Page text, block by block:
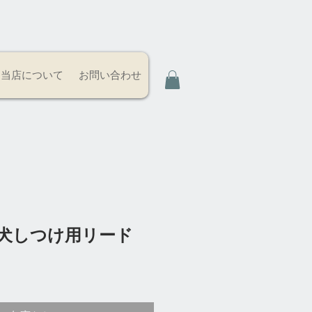
当店について お問い合わせ
しつけ用リード